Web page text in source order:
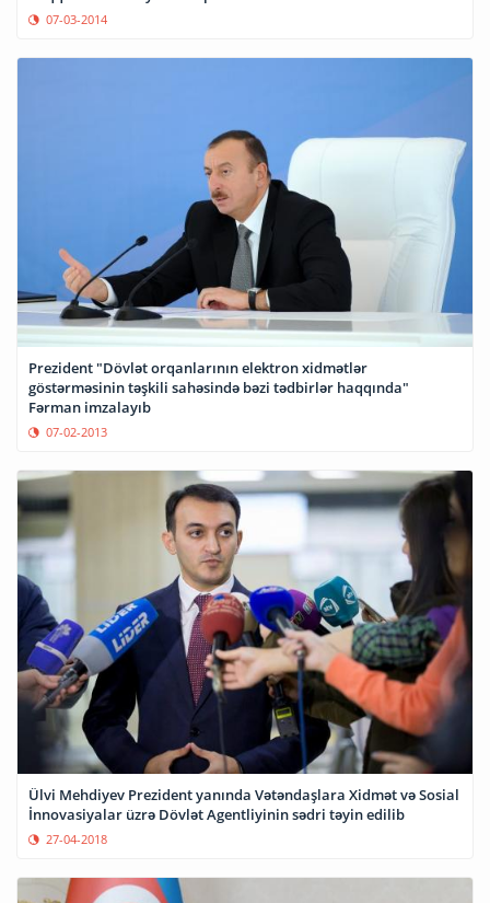
07-03-2014
Prezident "Dövlət orqanlarının elektron xidmətlər
göstərməsinin təşkili sahəsində bəzi tədbirlər haqqında"
Fərman imzalayıb
07-02-2013
Ülvi Mehdiyev Prezident yanında Vətəndaşlara Xidmət və Sosial
İnnovasiyalar üzrə Dövlət Agentliyinin sədri təyin edilib
27-04-2018